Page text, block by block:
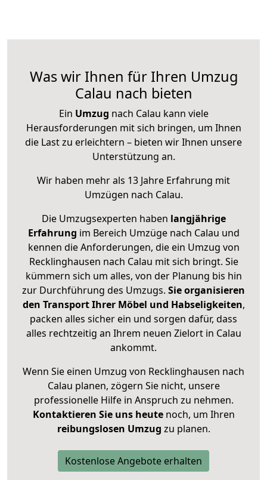
Was wir Ihnen für Ihren Umzug
Calau nach bieten
Ein Umzug nach Calau kann viele
Herausforderungen mit sich bringen, um Ihnen
die Last zu erleichtern – bieten wir Ihnen unsere
Unterstützung an.
Wir haben mehr als 13 Jahre Erfahrung mit
Umzügen nach Calau.
Die Umzugsexperten haben langjährige
Erfahrung im Bereich Umzüge nach Calau und
kennen die Anforderungen, die ein Umzug von
Recklinghausen nach Calau mit sich bringt. Sie
kümmern sich um alles, von der Planung bis hin
zur Durchführung des Umzugs. Sie organisieren
den Transport Ihrer Möbel und Habseligkeiten,
packen alles sicher ein und sorgen dafür, dass
alles rechtzeitig an Ihrem neuen Zielort in Calau
ankommt.
Wenn Sie einen Umzug von Recklinghausen nach
Calau planen, zögern Sie nicht, unsere
professionelle Hilfe in Anspruch zu nehmen.
Kontaktieren Sie uns heutenoch, um Ihren
reibungslosen Umzug zu planen.
Kostenlose Angebote erhalten